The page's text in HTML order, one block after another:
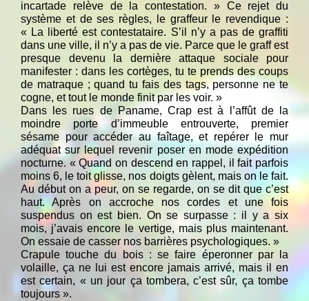
incartade relève de la contestation. » Ce rejet du
système et de ses règles, le graffeur le revendique :
« La liberté est contestataire. S’il n’y a pas de graffiti
dans une ville, il n’y a pas de vie. Parce que le graff est
presque devenu la dernière attaque sociale pour
manifester : dans les cortèges, tu te prends des coups
de matraque ; quand tu fais des tags, personne ne te
cogne, et tout le monde finit par les voir. »
Dans les rues de Paname, Crap est à l’affût de la
moindre porte d’immeuble entrouverte, premier
sésame pour accéder au faîtage, et repérer le mur
adéquat sur lequel revenir poser en mode expédition
nocturne. « Quand on descend en rappel, il fait parfois
moins 6, le toit glisse, nos doigts gèlent, mais on le fait.
Au début on a peur, on se regarde, on se dit que c’est
haut. Après on accroche nos cordes et une fois
suspendus on est bien. On se surpasse : il y a six
mois, j’avais encore le vertige, mais plus maintenant.
On essaie de casser nos barrières psychologiques. »
Crapule touche du bois : se faire éperonner par la
volaille, ça ne lui est encore jamais arrivé, mais il en
est certain, « un jour ça tombera, c’est sûr, ça tombe
toujours ».